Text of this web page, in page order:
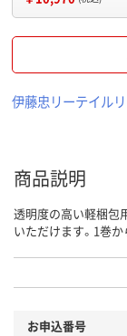
伊藤忠リーテイル
商品説明
透明度の高い軽梱包
いただけます。1巻か
お申込番号